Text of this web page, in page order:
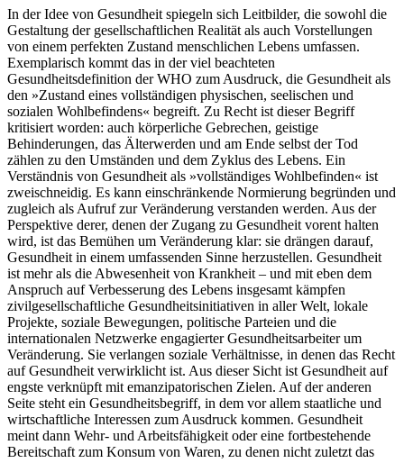
In der Idee von Gesundheit spiegeln sich Leitbilder, die sowohl die
Gestaltung der gesellschaftlichen Realität als auch Vorstellungen
von einem perfekten Zustand menschlichen Lebens umfassen.
Exemplarisch kommt das in der viel beachteten
Gesundheitsdefinition der WHO zum Ausdruck, die Gesundheit als
den »Zustand eines vollständigen physischen, seelischen und
sozialen Wohlbefindens« begreift. Zu Recht ist dieser Begriff
kritisiert worden: auch körperliche Gebrechen, geistige
Behinderungen, das Älterwerden und am Ende selbst der Tod
zählen zu den Umständen und dem Zyklus des Lebens. Ein
Verständnis von Gesundheit als »vollständiges Wohlbefinden« ist
zweischneidig. Es kann einschränkende Normierung begründen und
zugleich als Aufruf zur Veränderung verstanden werden. Aus der
Perspektive derer, denen der Zugang zu Gesundheit vorent halten
wird, ist das Bemühen um Veränderung klar: sie drängen darauf,
Gesundheit in einem umfassenden Sinne herzustellen. Gesundheit
ist mehr als die Abwesenheit von Krankheit – und mit eben dem
Anspruch auf Verbesserung des Lebens insgesamt kämpfen
zivilgesellschaftliche Gesundheitsinitiativen in aller Welt, lokale
Projekte, soziale Bewegungen, politische Parteien und die
internationalen Netzwerke engagierter Gesundheitsarbeiter um
Veränderung. Sie verlangen soziale Verhältnisse, in denen das Recht
auf Gesundheit verwirklicht ist. Aus dieser Sicht ist Gesundheit auf
engste verknüpft mit emanzipatorischen Zielen. Auf der anderen
Seite steht ein Gesundheitsbegriff, in dem vor allem staatliche und
wirtschaftliche Interessen zum Ausdruck kommen. Gesundheit
meint dann Wehr- und Arbeitsfähigkeit oder eine fortbestehende
Bereitschaft zum Konsum von Waren, zu denen nicht zuletzt das